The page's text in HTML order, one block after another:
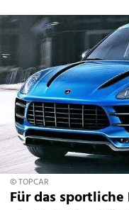
© TOPCAR
Für das